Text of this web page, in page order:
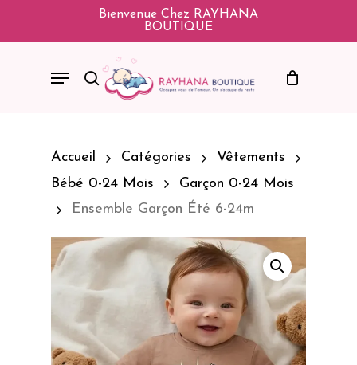
Bienvenue Chez RAYHANA
BOUTIQUE
Search
Menu
Accueil Catégories
Vêtements
Bébé 0-24 Mois
Garçon 0-24 Mois
Ensemble Garçon Été 6-24m